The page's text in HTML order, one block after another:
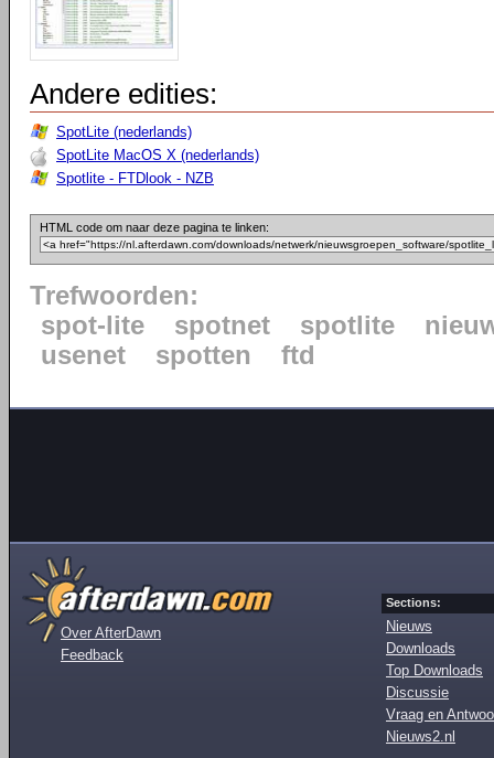
Andere edities:
SpotLite (nederlands)
SpotLite MacOS X (nederlands)
Spotlite - FTDlook - NZB
HTML code om naar deze pagina te linken:
Trefwoorden:
spot-lite
spotnet spotlite
usenet
spotten ftd
Over AfterDawn
Feedback
Sections:
Nieuws
Downloads
Top Downloads
Discussie
Vraag en
Nieuws2.nl